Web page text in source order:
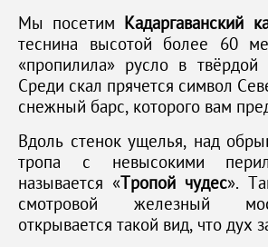
Мы посетим Кадаргаванский
теснина высотой более 60
«пропилила» русло в твёрдой
Среди скал прячется символ
снежный барс, которого вам
Вдоль стенок ущелья, над
тропа с невысокими
называется «Тропой чудес».
смотровой железный
открывается такой вид, что дух